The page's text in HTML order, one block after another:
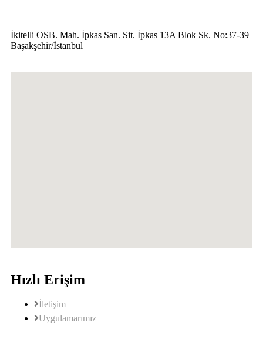
İkitelli OSB. Mah. İpkas San. Sit. İpkas 13A Blok Sk. No:37-39
Başakşehir/İstanbul
Hızlı Erişim
İletişim
Uygulamarımız